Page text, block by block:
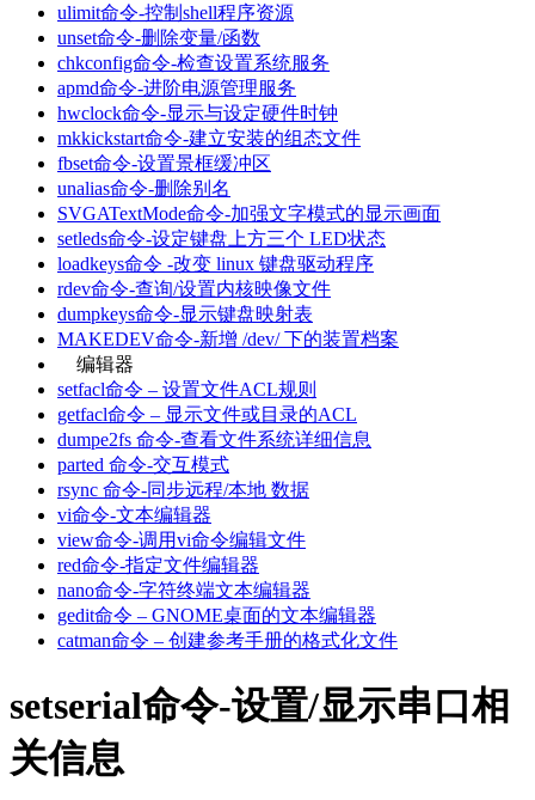
ulimit命令-控制shell程序资源
unset命令-删除变量/函数
chkconfig命令-检查设置系统服务
apmd命令-进阶电源管理服务
hwclock命令-显示与设定硬件时钟
mkkickstart命令-建立安装的组态文件
fbset命令-设置景框缓冲区
unalias命令-删除别名
SVGATextMode命令-加强文字模式的显示画面
setleds命令-设定键盘上方三个 LED状态
loadkeys命令 -改变 linux 键盘驱动程序
rdev命令-查询/设置内核映像文件
dumpkeys命令-显示键盘映射表
MAKEDEV命令-新增 /dev/ 下的装置档案
编辑器
setfacl命令 – 设置文件ACL规则
getfacl命令 – 显示文件或目录的ACL
dumpe2fs 命令-查看文件系统详细信息
parted 命令-交互模式
rsync 命令-同步远程/本地 数据
vi命令-文本编辑器
view命令-调用vi命令编辑文件
red命令-指定文件编辑器
nano命令-字符终端文本编辑器
gedit命令 – GNOME桌面的文本编辑器
catman命令 – 创建参考手册的格式化文件
setserial命令-设置/显示串口相
关信息